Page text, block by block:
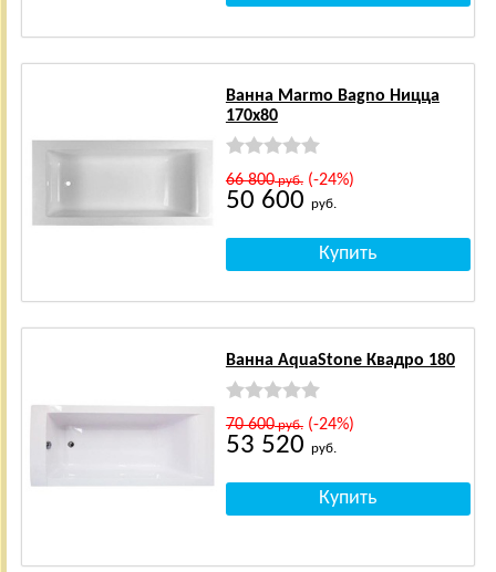
Ванна Marmo Bagno Ницца
170x80
66 800руб.(-24%)
50 600 руб.
Ванна AquaStone Квадро 180
70 600руб.(-24%)
53 520 руб.